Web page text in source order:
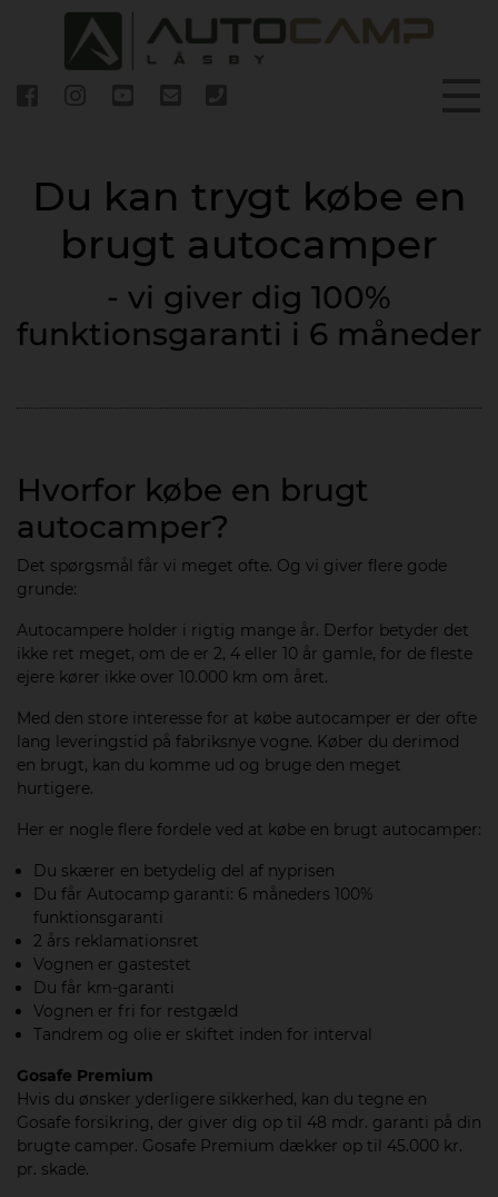
Du kan trygt købe en
brugt autocamper
- vi giver dig 100%
funktionsgaranti i 6 måneder
Hvorfor købe en brugt
autocamper?
Det spørgsmål får vi meget ofte. Og vi giver flere gode
grunde:
Autocampere holder i rigtig mange år. Derfor betyder det
ikke ret meget, om de er 2, 4 eller 10 år gamle, for de fleste
ejere kører ikke over 10.000 km om året.
Med den store interesse for at købe autocamper er der ofte
lang leveringstid på fabriksnye vogne. Køber du derimod
en brugt, kan du komme ud og bruge den meget
hurtigere.
Her er nogle flere fordele ved at købe en brugt autocamper:
Du skærer en betydelig del af nyprisen
Du får Autocamp garanti: 6 måneders 100%
funktionsgaranti
2 års reklamationsret
Vognen er gastestet
Du får km-garanti
Vognen er fri for restgæld
Tandrem og olie er skiftet inden for interval
Gosafe Premium
Hvis du ønsker yderligere sikkerhed, kan du tegne en
Gosafe forsikring, der giver dig op til 48 mdr. garanti på din
brugte camper. Gosafe Premium dækker op til 45.000 kr.
pr. skade.